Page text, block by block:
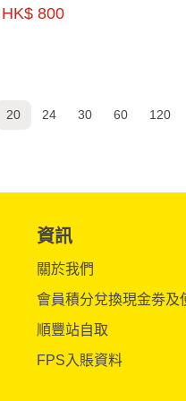
HK$ 800
20 24 30 60 120
資訊
關於我們
會員積分兌換現金劵及
順豐站自取
FPS入賬資料